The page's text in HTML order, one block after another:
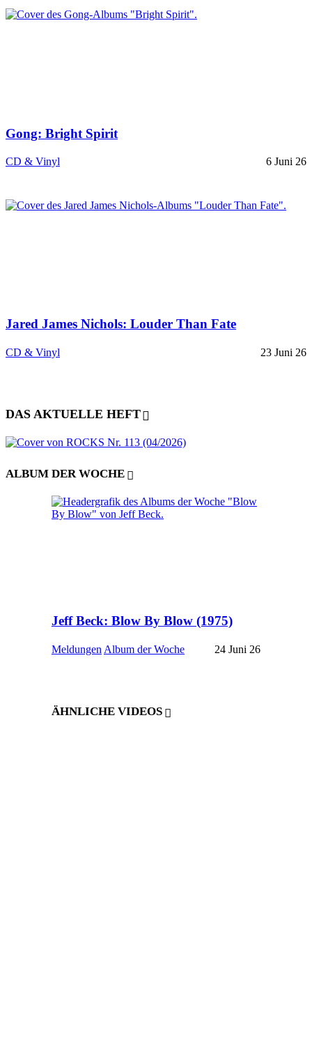
Gong: Bright Spirit
CD & Vinyl 6 Juni 26
Jared James Nichols: Louder Than Fate
CD & Vinyl 23 Juni 26
DAS AKTUELLE HEFT
ALBUM DER WOCHE
Jeff Beck: Blow By Blow (1975)
Meldungen Album der Woche 24 Juni 26
ÄHNLICHE VIDEOS